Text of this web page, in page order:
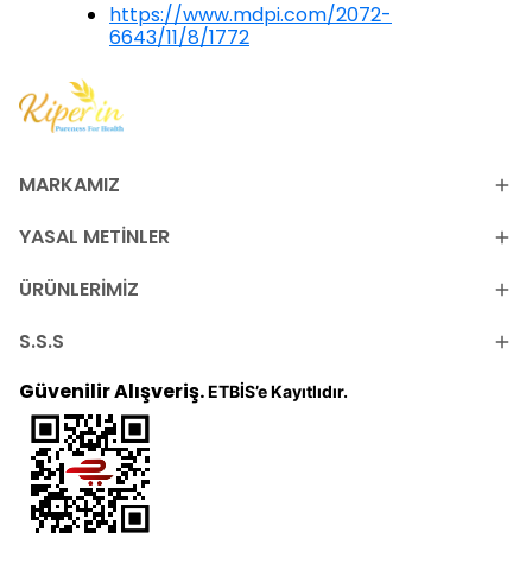
https://www.mdpi.com/2072-
6643/11/8/1772
MARKAMIZ
YASAL METİNLER
ÜRÜNLERİMİZ
S.S.S
Güvenilir Alışveriş.ETBİS’e Kayıtlıdır.